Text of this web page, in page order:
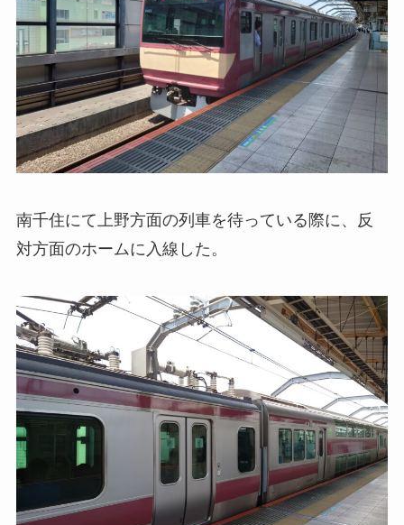
南千住にて上野方面の列車を待っている際に、反
対方面のホームに入線した。